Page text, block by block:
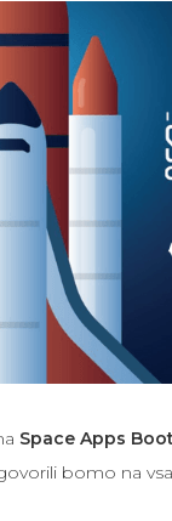
Space Apps
bomo na